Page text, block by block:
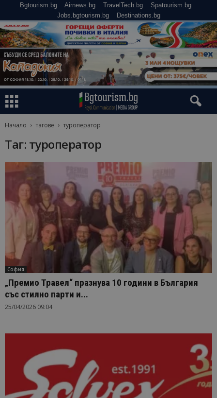
Bgtourism.bg Airnews.bg TravelTech.bg
Spatourism.bg
Jobs.bgtourism.bg
Destinations.bg
Начало тагове туроператор
Таг: туроператор
София
„Премио Травел“ празнува 10 години в България
със стилно парти и...
25/04/2026 09:04